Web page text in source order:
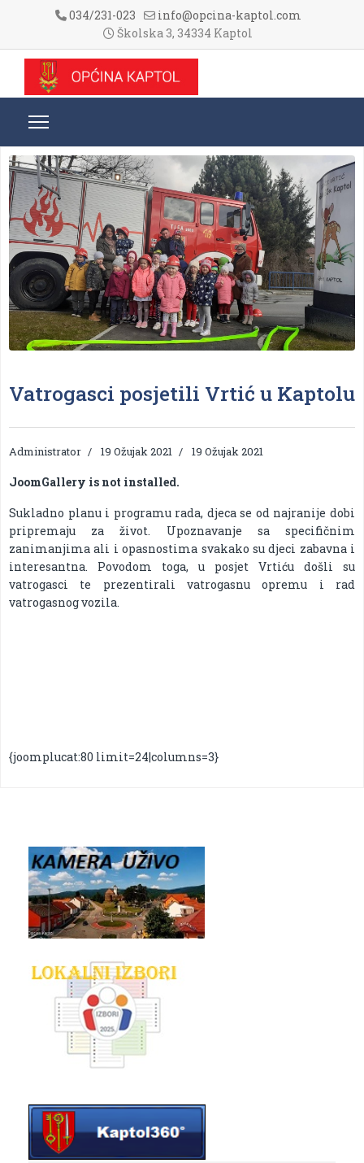
034/231-023
info@opcina-kaptol.com
Školska 3, 34334 Kaptol
Vatrogasci posjetili Vrtić u Kaptolu
Administrator 19 Ožujak 2021 19 Ožujak 2021
JoomGallery is not installed.
Sukladno planu i programu rada, djeca se od najranije dobi
pripremaju za život. Upoznavanje sa specifičnim
zanimanjima ali i opasnostima svakako su djeci zabavna i
interesantna. Povodom toga, u posjet Vrtiću došli su
vatrogasci te prezentirali vatrogasnu opremu i rad
vatrogasnog vozila.
{joomplucat:80 limit=24|columns=3}